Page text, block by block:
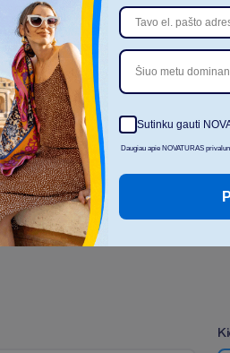
patalpintą informaciją
Viešbučio aprašyme pateikta
informacija bei viešbučio
teikiamų paslaugų sąrašas,
laikas ir jų kainoraštis gali
keistis
Rodyti vis
Ki
Šiuo metu
Sutinku gauti
Daugiau apie NOVATURAS